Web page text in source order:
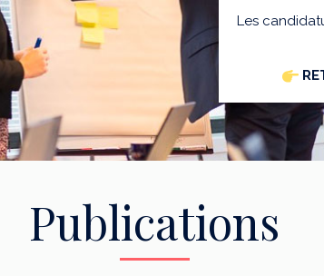
Les
Publications